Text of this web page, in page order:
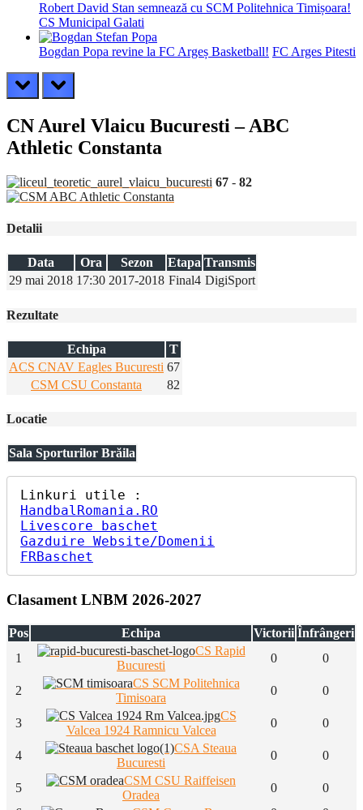
Robert David Stan semnează cu SCM Politehnica Timișoara!
CS Municipal Galati
Bogdan Popa revine la FC Argeș Basketball! FC Arges Pitesti
prev next
CN Aurel Vlaicu Bucuresti – ABC
Athletic Constanta
67 - 82
Detalii
Data Ora Sezon Etapa Transmis
29 mai 2018 17:30 2017-2018 Final4 DigiSport
Rezultate
Echipa
T
ACS CNAV Eagles Bucuresti 67
CSM CSU Constanta
82
Locatie
Sala Sporturilor Brăila
HandbalRomania.RO
Livescore baschet
Gazduire Website/Domenii
FRBaschet
Clasament LNBM 2026-2027
Pos Echipa Victorii Înfrângeri
1
CS Rapid
Bucuresti
0 0
2
CS SCM Politehnica
Timisoara
0 0
3
CS
Valcea 1924 Ramnicu Valcea
0 0
4
CSA Steaua
Bucuresti
0 0
5
CSM CSU Raiffeisen
Oradea
0
0